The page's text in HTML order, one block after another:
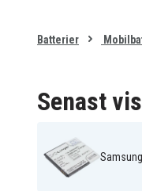
Batterier
Senast